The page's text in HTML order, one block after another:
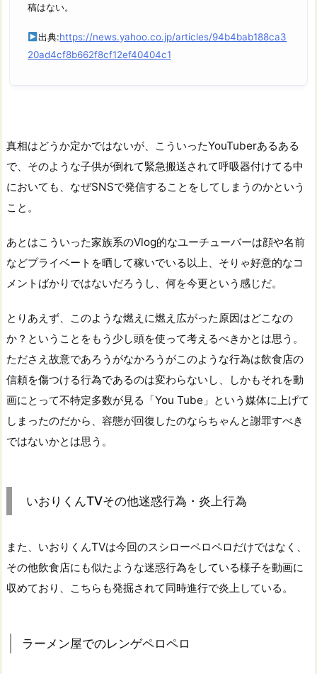
稿はない。
出典:https://news.yahoo.co.jp/articles/94b4bab188ca3
20ad4cf8b662f8cf12ef40404c1
真相はどうか定かではないが、こういったYouTuberあるある
で、そのような子供が倒れて緊急搬送されて呼吸器付けてる中
においても、なぜSNSで発信することをしてしまうのかという
こと。
あとはこういった家族系のVlog的なユーチューバーは顔や名前
などプライベートを晒して稼いでいる以上、そりゃ好意的なコ
メントばかりではないだろうし、何を今更という感じだ。
とりあえず、このような燃えに燃え広がった原因はどこなの
か？ということをもう少し頭を使って考えるべきかとは思う。
たださえ故意であろうがなかろうがこのような行為は飲食店の
信頼を傷つける行為であるのは変わらないし、しかもそれを動
画にとって不特定多数が見る「You Tube」という媒体に上げて
しまったのだから、容態が回復したのならちゃんと謝罪すべき
ではないかとは思う。
いおりくんTVその他迷惑行為・炎上行為
また、いおりくんTVは今回のスシローペロペロだけではなく、
その他飲食店にも似たような迷惑行為をしている様子を動画に
収めており、こちらも発掘されて同時進行で炎上している。
ラーメン屋でのレンゲペロペロ